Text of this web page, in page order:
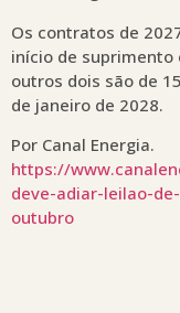
Os contratos de
início de suprimento
outros dois são de
de janeiro de 2028.
Por Canal Energia.
https://
deve-adiar-leilao-
outubro